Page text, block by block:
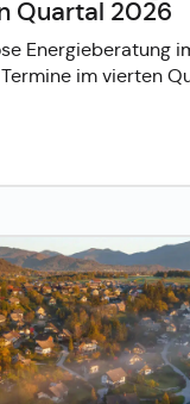
Quartal 2026
Energieberatung
im vierten